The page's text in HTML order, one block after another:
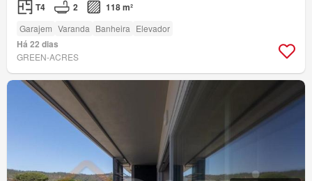
T4 2 118 m²
Garajem Varanda Banheira Elevador
Há 22 dias
GREEN-ACRES